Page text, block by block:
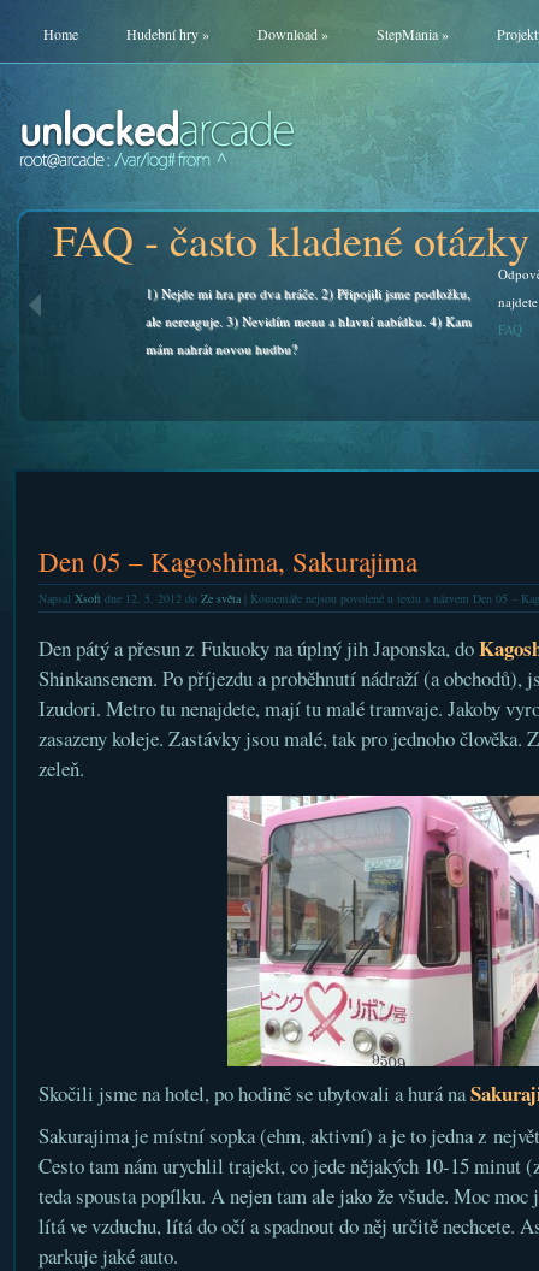
Home Hudební hry» Download» StepMania»
FAQ - často kladené otázky
1) Nejde mi hra pro dva hráče. 2) Připojili jsme podložku,
ale nereaguje. 3) Nevidím menu a hlavní nabídku. 4) Kam
mám nahrát novou hudbu?
FAQ
Den 05 – Kagoshima, Sakurajima
Napsal Xsoftdne 12. 5. 2012 do Ze světa| Komentáře nejsou povolenéu textu s názvem Den 05 –
Den pátý a přesun z Fukuoky na úplný jih Japonska, do
Shinkansenem. Po příjezdu a proběhnutí nádraží (a obchodů),
Izudori. Metro tu nenajdete, mají tu malé tramvaje. Jakoby
zasazeny koleje. Zastávky jsou malé, tak pro jednoho člověka.
zeleň.
Skočili jsme na hotel, po hodině se ubytovali a hurá na
Sakurajima je místní sopka (ehm, aktivní) a je to jedna z
Cesto tam nám urychlil trajekt, co jede nějakých 10-15 minut
teda spousta popílku. A nejen tam ale jako že všude. Moc
lítá ve vzduchu, lítá do očí a spadnout do něj určitě nechcete.
parkuje jaké auto.